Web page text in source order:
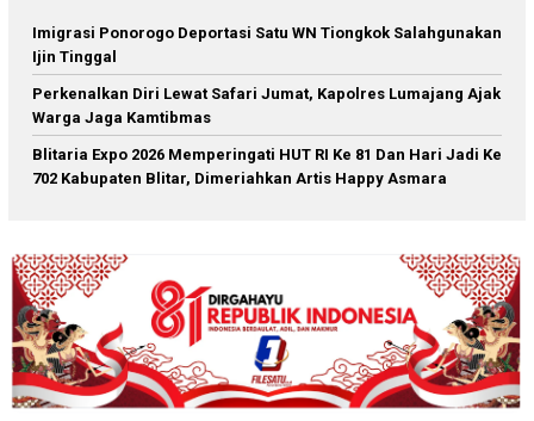
Imigrasi Ponorogo Deportasi Satu WN Tiongkok Salahgunakan
Ijin Tinggal
Perkenalkan Diri Lewat Safari Jumat, Kapolres Lumajang Ajak
Warga Jaga Kamtibmas
Blitaria Expo 2026 Memperingati HUT RI Ke 81 Dan Hari Jadi Ke
702 Kabupaten Blitar, Dimeriahkan Artis Happy Asmara